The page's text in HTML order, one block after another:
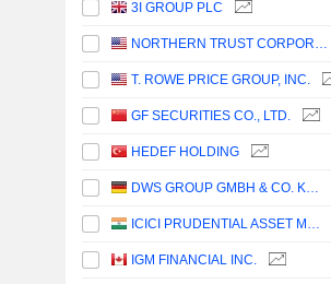
3I GROUP PLC
NORTHERN TRUST CORPORATION
T. ROWE PRICE GROUP, INC.
GF SECURITIES CO., LTD.
HEDEF HOLDING
DWS GROUP GMBH & CO. KGAA
ICICI PRUDENTIAL ASSET MANAGEMENT COMPANY LIMITED
IGM FINANCIAL INC.